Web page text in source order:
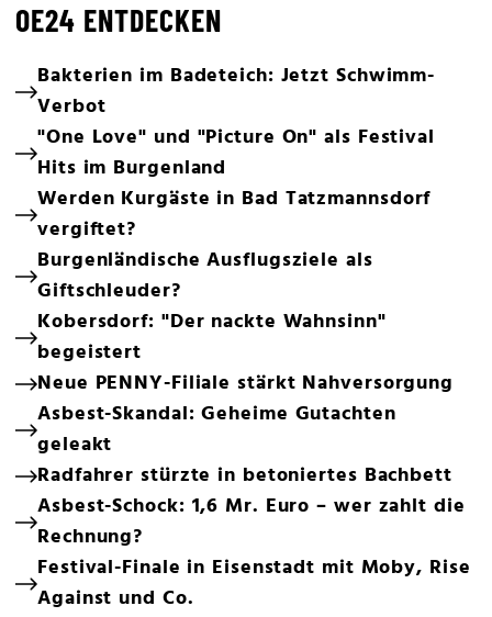
OE24 ENTDECKEN
Bakterien im Badeteich: Jetzt Schwimm-
Verbot
"One Love" und "Picture On" als Festival
Hits im Burgenland
Werden Kurgäste in Bad Tatzmannsdorf
vergiftet?
Burgenländische Ausflugsziele als
Giftschleuder?
Kobersdorf: "Der nackte Wahnsinn"
begeistert
Neue PENNY-Filiale stärkt Nahversorgung
Asbest-Skandal: Geheime Gutachten
geleakt
Radfahrer stürzte in betoniertes Bachbett
Asbest-Schock: 1,6 Mr. Euro – wer zahlt die
Rechnung?
Festival-Finale in Eisenstadt mit Moby, Rise
Against und Co.